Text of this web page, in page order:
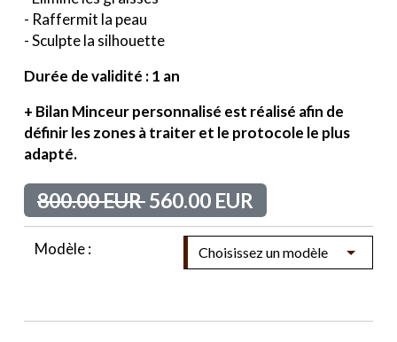
- Raffermit la peau
- Sculpte la silhouette
Durée de validité : 1 an
+ Bilan Minceur personnalisé est réalisé afin de
définir les zones à traiter et le protocole le plus
adapté.
800.00 EUR560.00 EUR
Modèle :